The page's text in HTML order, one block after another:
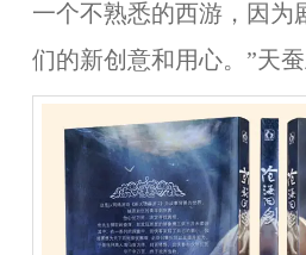
一个不熟悉的西游，因为
们的新创意和用心。”天蚕